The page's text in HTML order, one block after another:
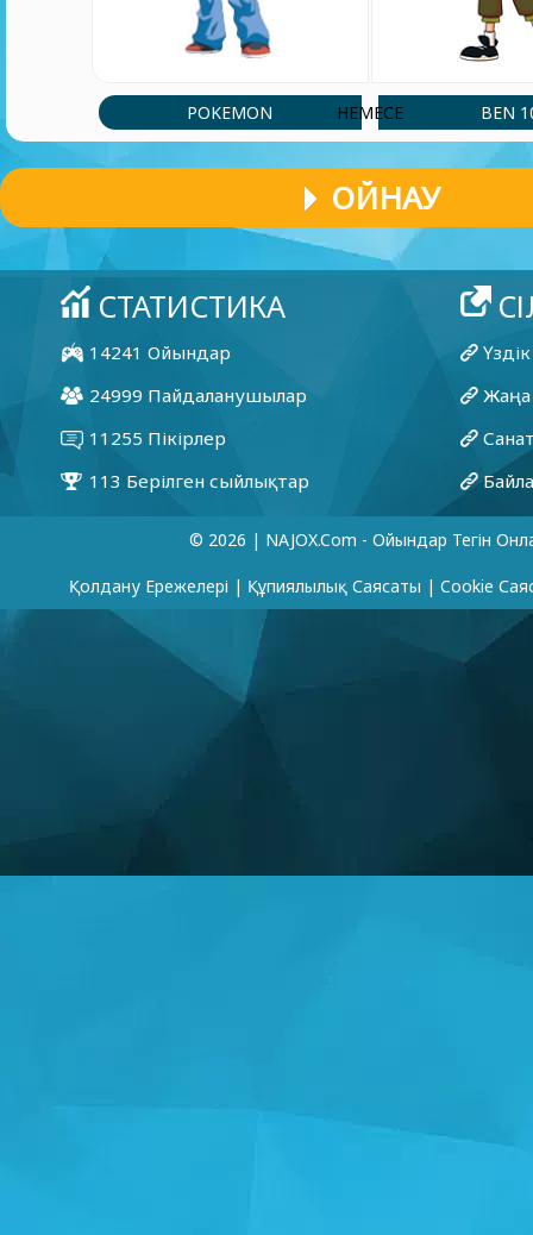
POKEMON НЕМЕСЕ BEN
ОЙНАУ
© 2026 | NAJOX.com - Ойындар Тегін
Қолдану Ережелері | Құпиялылық Саясаты | Cookie